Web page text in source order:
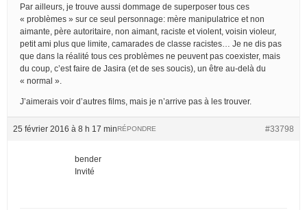
Par ailleurs, je trouve aussi dommage de superposer tous ces
« problèmes » sur ce seul personnage: mère manipulatrice et non
aimante, père autoritaire, non aimant, raciste et violent, voisin violeur,
petit ami plus que limite, camarades de classe racistes… Je ne dis pas
que dans la réalité tous ces problèmes ne peuvent pas coexister, mais
du coup, c’est faire de Jasira (et de ses soucis), un être au-delà du
« normal ».
J’aimerais voir d’autres films, mais je n’arrive pas à les trouver.
25 février 2016 à 8 h 17 min #33798
RÉPONDRE
bender
Invité